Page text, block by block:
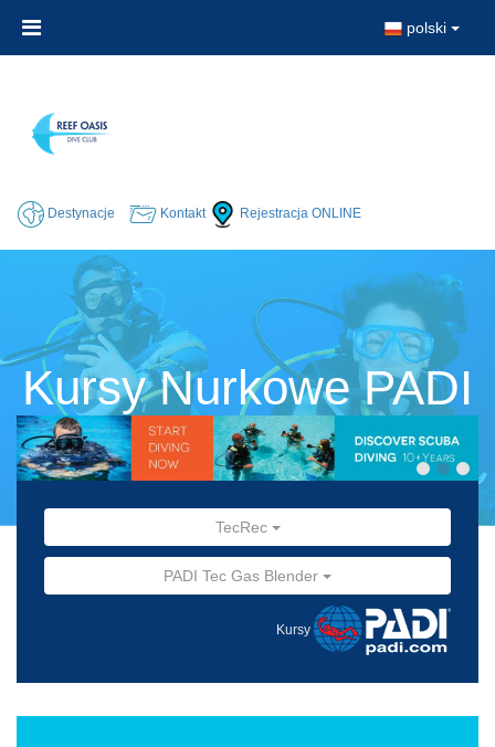
polski
Destynacje Kontakt Rejestracja ONLINE
Kursy Nurkowe PADI
TecRec
PADI Tec Gas Blender
Kursy